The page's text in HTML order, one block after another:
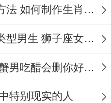
日立夏前后三日气场
代节日得双重加持
生肖配对表格的制作方法 如何制作生肖配对表格
狮子座女生喜欢哪些类型男生 狮子座女生喜欢哪种男生
巨蟹男吃醋会怎样 巨蟹男吃醋会删你好友吗
特别现实的人